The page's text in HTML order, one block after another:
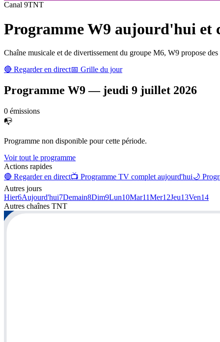
Canal 9TNT
ProgrammeW9 aujourd'hui et
Chaîne musicale et de divertissement du groupe M6, W9 propose
🔴 Regarder en direct📅 Grille du jour
Programme W9— jeudi 9 juillet 2026
0 émissions
📭
Programme non disponible pour cette période.
Voir tout le programme
Actions rapides
🔴 Regarder en direct📺 Programme TV complet aujourd'hui🌙
Autres jours
Hier6Aujourd'hui7Demain8Dim9Lun10Mar11Mer12Jeu13Ven14
Autres chaînes TNT